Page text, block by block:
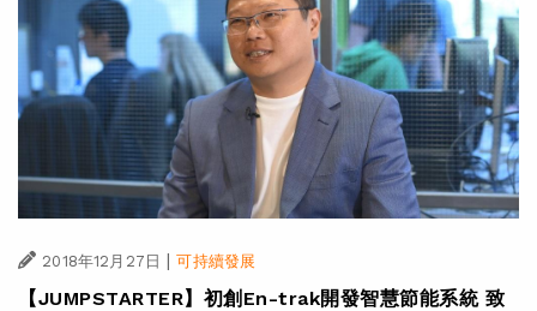
2018年12月27日 | 可持續發展
【JUMPSTARTER】初創En-trak開發智慧節能系統 致